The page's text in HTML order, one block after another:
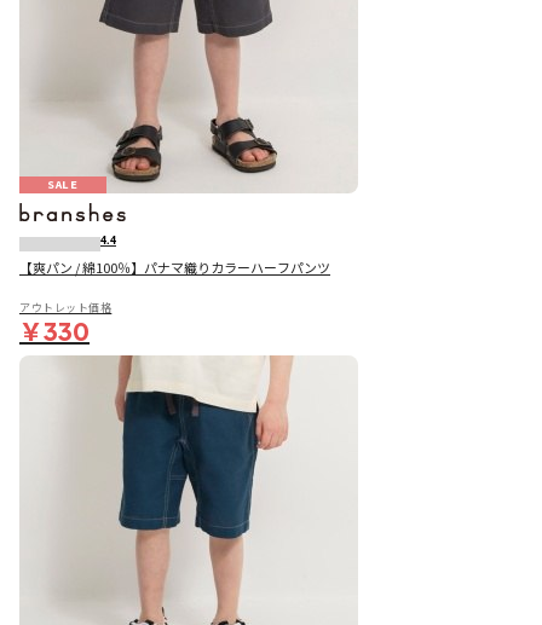
SALE
4.4
【爽パン / 綿100％】パナマ織りカラーハーフパンツ
アウトレット価格
￥330